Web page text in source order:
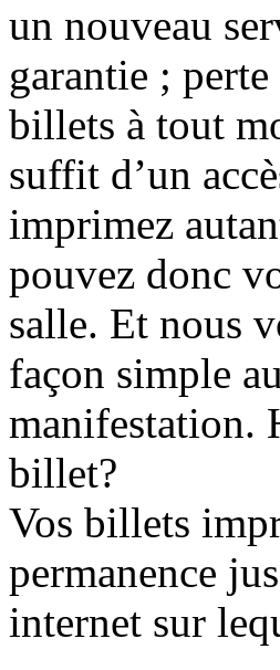
un nouveau
garantie ;
billets à tout
suffit d’un
imprimez
pouvez donc
salle. Et nous
façon simple
manifestation.
billet?
Vos billets
permanence
internet sur